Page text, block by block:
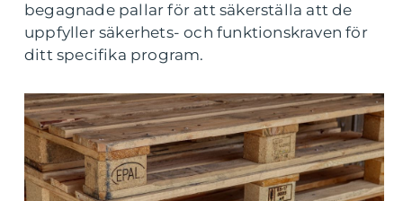
begagnade pallar för att säkerställa att de
uppfyller säkerhets- och funktionskraven för
ditt specifika program.